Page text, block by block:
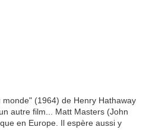
(1964) de Henry Hathaway
autre film... Matt Masters (John
en Europe. Il espère aussi y